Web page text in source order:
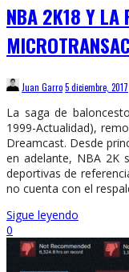
NBA 2K18 Y LA
Juan Garro5 diciembre, 2017
La saga de
1999-Actualidad),
Dreamcast. Desde
en adelante, NBA 2K
deportivas de
no cuenta con el
Sigue leyendo
0